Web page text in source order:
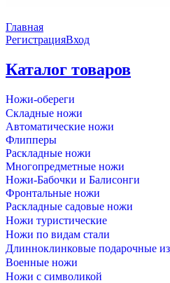
Главная
РегистрацияВход
Каталог товаров
Ножи-обереги
Складные ножи
Автоматические ножи
Флипперы
Раскладные ножи
Многопредметные ножи
Ножи-Бабочки и Балисонги
Фронтальные ножи
Раскладные садовые ножи
Ножи туристические
Ножи по видам стали
Длинноклинковые подарочные
Военные ножи
Ножи с символикой